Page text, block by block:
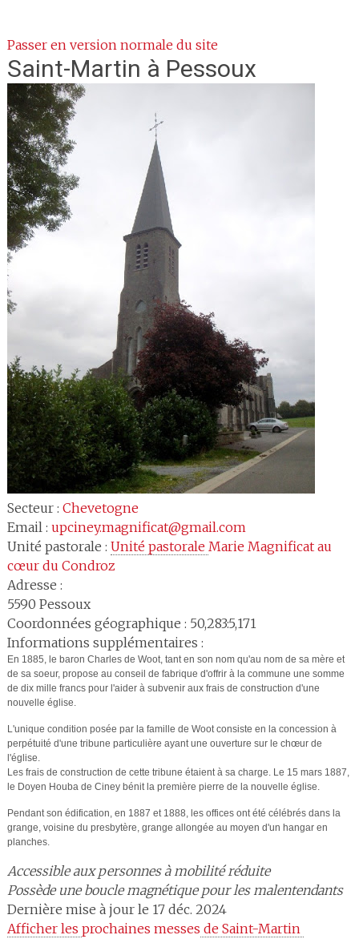
Passer en version normale du site
Saint-Martin à Pessoux
Secteur : Chevetogne
Email : upciney.magnificat@gmail.com
Unité pastorale : Unité pastorale Marie Magnificat au
cœur du Condroz
Adresse :
5590 Pessoux
Coordonnées géographique : 50,283:5,171
Informations supplémentaires :
En 1885, le baron Charles de Woot, tant en son nom qu'au nom de sa mère et
de sa soeur, propose au conseil de fabrique d'offrir à la commune une somme
de dix mille francs pour l'aider à subvenir aux frais de construction d'une
nouvelle église.
L'unique condition posée par la famille de Woot consiste en la concession à
perpétuité d'une tribune particulière ayant une ouverture sur le chœur de
l'église.
Les frais de construction de cette tribune étaient à sa charge. Le 15 mars 1887,
le Doyen Houba de Ciney bénit la première pierre de la nouvelle église.
Pendant son édification, en 1887 et 1888, les offices ont été célébrés dans la
grange, voisine du presbytère, grange allongée au moyen d'un hangar en
planches.
Accessible aux personnes à mobilité réduite
Possède une boucle magnétique pour les malentendants
Dernière mise à jour le 17 déc. 2024
Afficher les prochaines messes de Saint-Martin